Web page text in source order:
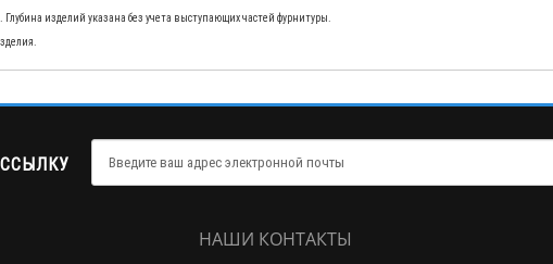
изделий указана без учета выступающих частей фурнитуры.
НАШИ КОНТАКТЫ